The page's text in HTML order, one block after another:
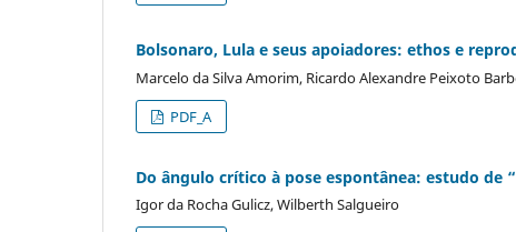
Bolsonaro, Lula e seus apoiadores: ethos e
Marcelo da Silva Amorim, Ricardo Alexandre Peixoto
PDF_A
Do ângulo crítico à pose espontânea: estudo de
Igor da Rocha Gulicz, Wilberth Salgueiro